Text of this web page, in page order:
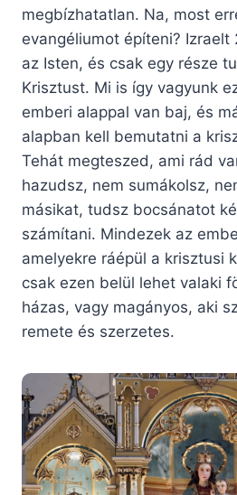
megbízhatatlan. Na, most
evangéliumot építeni? Izraelt
az Isten, és csak egy része
Krisztust. Mi is így vagyunk
emberi alappal van baj, és
alapban kell bemutatni a
Tehát megteszed, ami rád
hazudsz, nem sumákolsz,
másikat, tudsz bocsánatot
számítani. Mindezek az
amelyekre ráépül a krisztusi
csak ezen belül lehet valaki
házas, vagy magányos, aki
remete és szerzetes.